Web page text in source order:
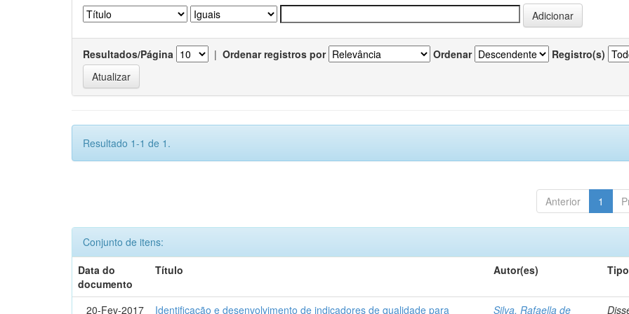
Resultados/Página | Ordenar registros por Ordenar Registro(s)
Resultado 1-1 de 1.
Anterior 1
Conjunto de itens:
Data do
documento
Título Autor(es) Tipo
20-Fev-2017 Identificação e desenvolvimento de indicadores de qualidade para Silva, Rafaella de